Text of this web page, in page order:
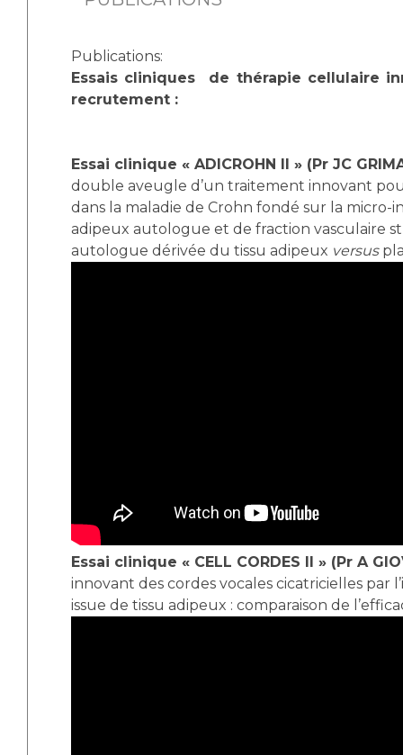
Publications:
Essais cliniques de thérapie cellulaire
recrutement :
Essai clinique « ADICROHN II » (Pr JC
double aveugle d’un traitement innovant
dans la maladie de Crohn fondé sur la micro-
adipeux autologue et de fraction vasculaire
autologue dérivée du tissu adipeux versus
Essai clinique « CELL CORDES II » (Pr A
innovant des cordes vocales cicatricielles par
issue de tissu adipeux : comparaison de